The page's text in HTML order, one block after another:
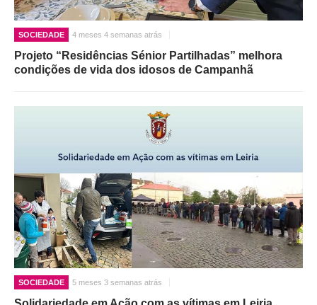
SOCIEDADE 4 meses 4 semanas atrás
Projeto “Residências Sénior Partilhadas” melhora
condições de vida dos idosos de Campanhã
SOCIEDADE 5 meses 3 semanas atrás